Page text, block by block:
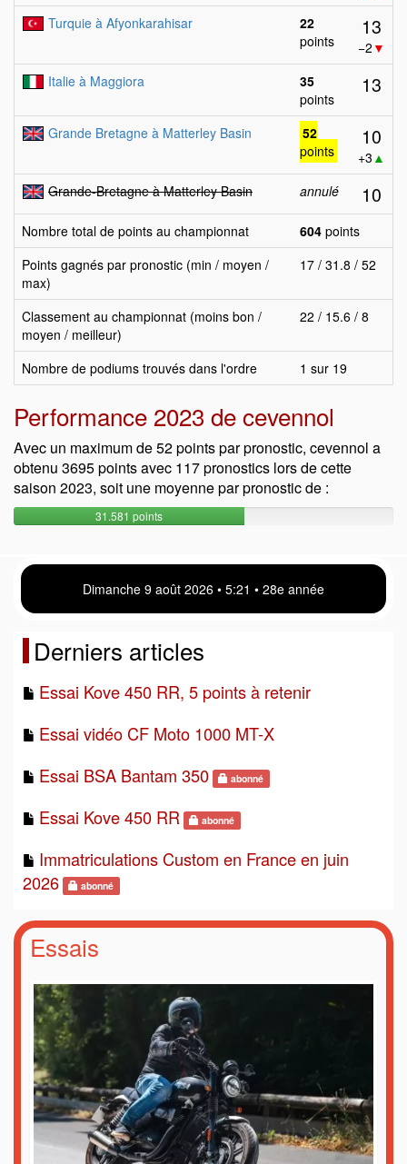
Turquie à Afyonkarahisar
22
points
13
−2 ▼
Italie à Maggiora
35
points
13
Grande Bretagne à Matterley Basin
52
points
10
+3 ▲
Grande-Bretagne à Matterley Basin
annulé 10
Nombre total de points au championnat 604 points
Points gagnés par pronostic (min / moyen /
max)
17 / 31.8 / 52
Classement au championnat (moins bon /
moyen / meilleur)
22 / 15.6 / 8
Nombre de podiums trouvés dans l'ordre 1 sur 19
Performance 2023 de cevennol
Avec un maximum de 52 points par pronostic, cevennol a
obtenu 3695 points avec 117 pronostics lors de cette
saison 2023, soit une moyenne par pronostic de :
31.581 points
Dimanche 9 août 2026 • 5 21 • 28e année
Derniers articles
Essai Kove 450 RR, 5 points à retenir
Essai vidéo CF Moto 1000 MT-X
Essai BSA Bantam 350
abonné
Essai Kove 450 RR abonné
Immatriculations Custom en France en juin
2026
abonné
Essais